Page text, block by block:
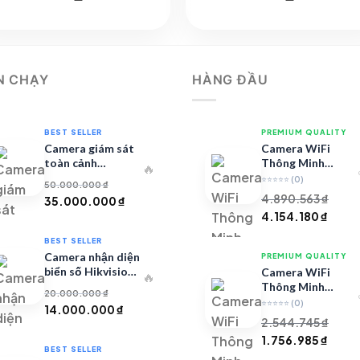
gốc
CHẠY
BEST SELLER
Camera giám sát
toàn cảnh
8SHC25MXS-DLW
50.000.000₫
Giá
là:
50.000.000 ₫.
35.000.000₫
là:
35.000.000 ₫.
🔥
BEST SELLER
Camera nhận diện
biển số Hikvision
20.000.000₫
Giá
là:
14.000.000₫
🔥
BEST SELLER
HÀNG ĐẦU
PREMIUM QUALITY
Camera WiFi
Thông Minh
Model 67 – Full
HD
⭐⭐⭐⭐⭐ (0)
4.890.563₫
Giá
là:
4.890.563 ₫.
4.154.180₫
tại
là:
PREMIUM QUALITY
Camera WiFi
Thông Minh
Model 99 – Full
HD
⭐⭐⭐⭐⭐ (0)
2.544.745₫
Giá
1.756.985₫